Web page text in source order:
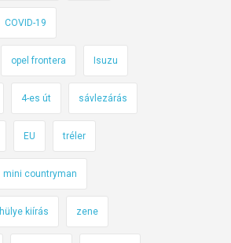
COVID-19
opel frontera Isuzu
4-es út sávlezárás
EU tréler
mini countryman
hülye kiírás zene